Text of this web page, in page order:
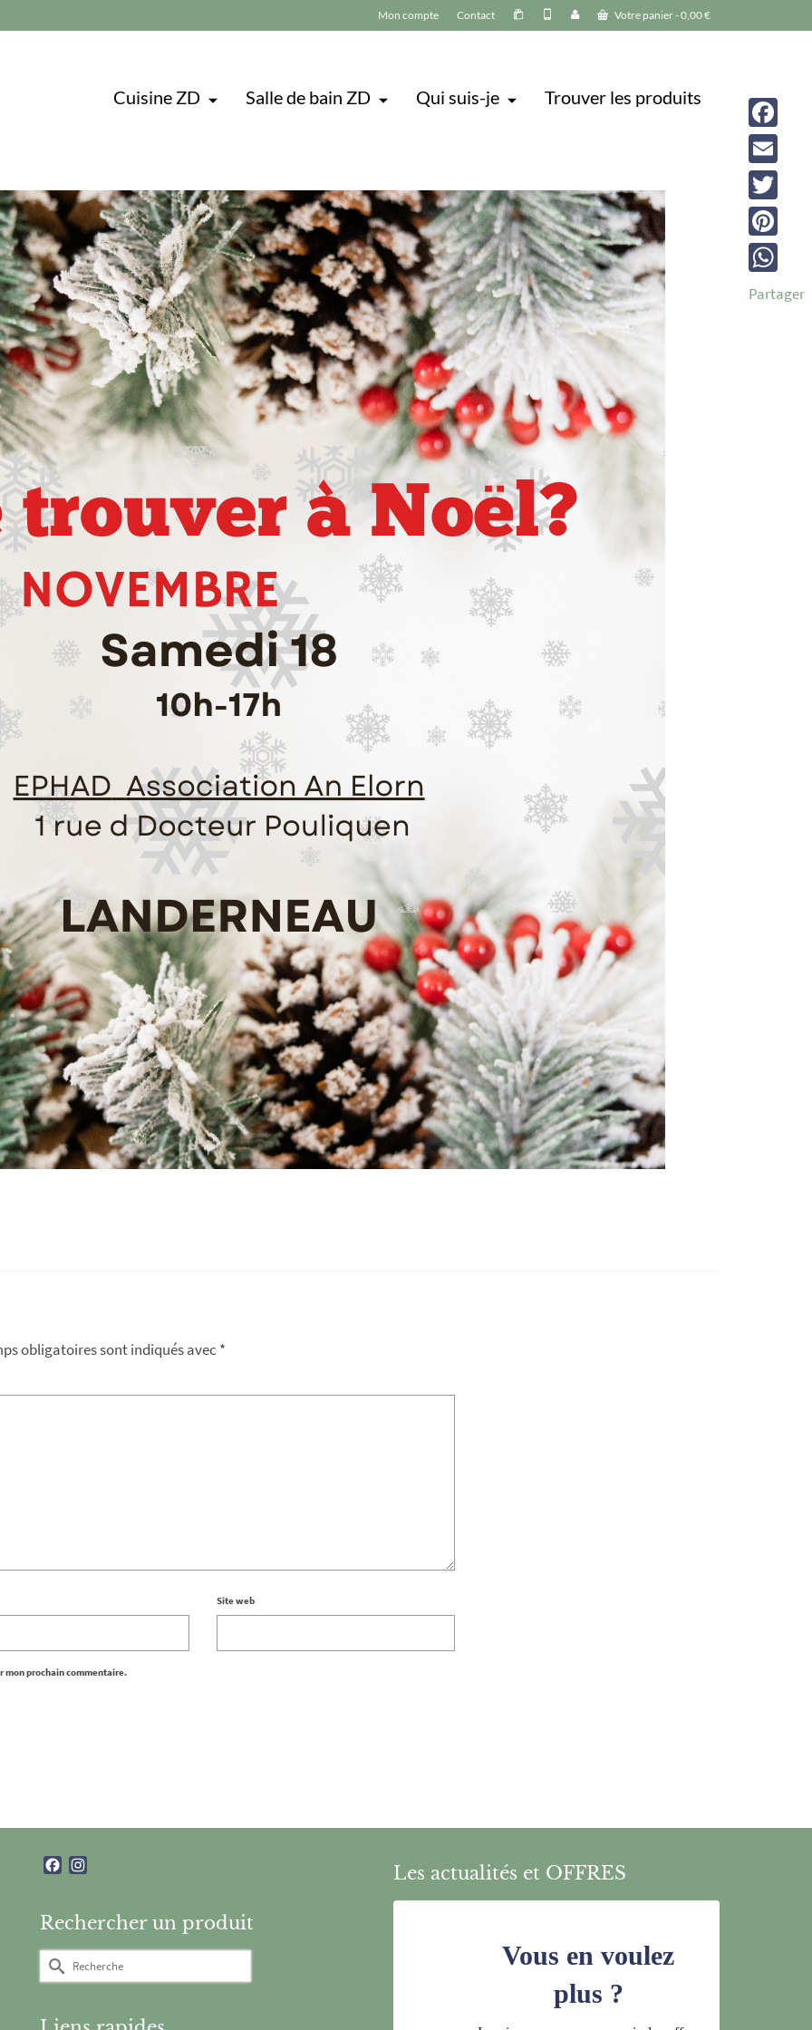
Mon compte Contact Votre panier-0,00€
Cuisine ZD Salle de bain ZD Qui suis-je Trouver les produits
obligatoires sont indiqués avec *
Site web
mon prochain commentaire.
Facebook
Rechercher un produit
Rechercher :
Les actualités et OFFRES
Vous en voulez
plus ?
Facebook
Email
Twitter
Pinterest
WhatsApp
Partager